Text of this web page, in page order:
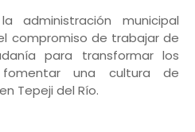
administración municipal
compromiso de trabajar de
para transformar los
una cultura de
Tepeji del Río.